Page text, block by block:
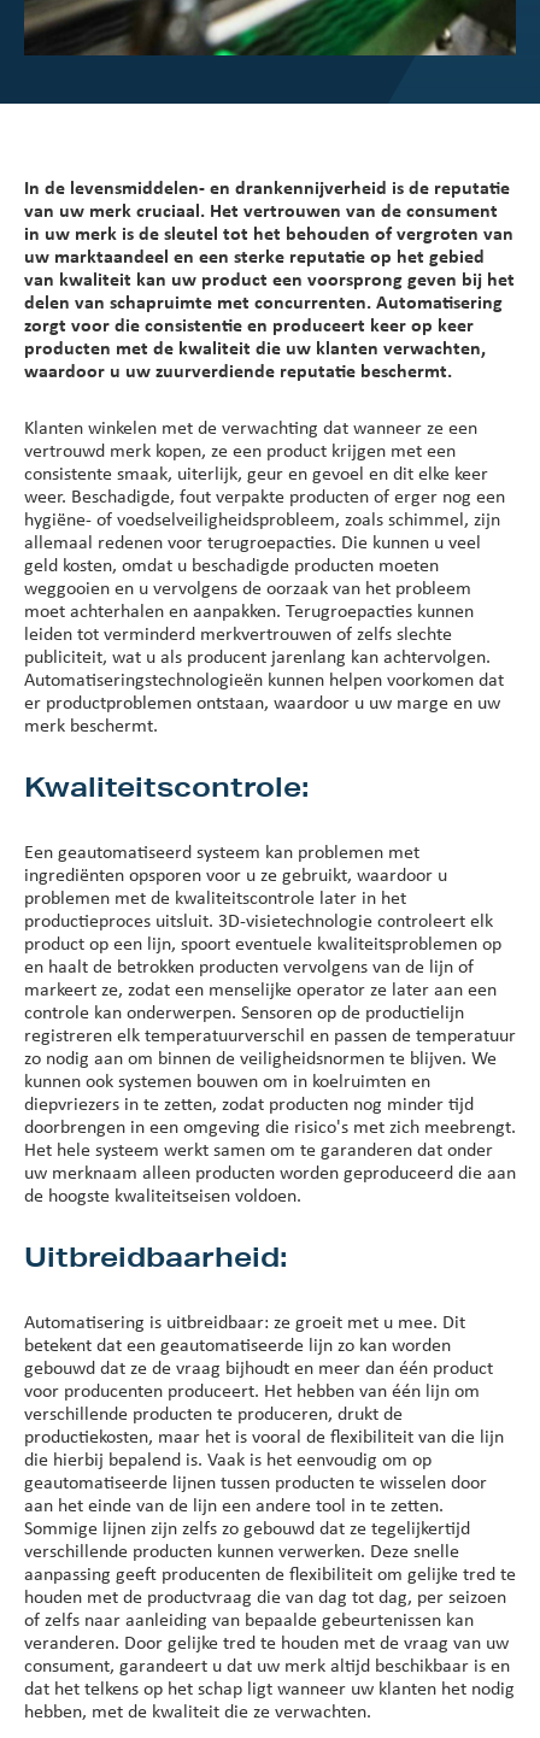
In de levensmiddelen- en drankennijverheid is de reputatie
van uw merk cruciaal. Het vertrouwen van de consument
in uw merk is de sleutel tot het behouden of vergroten van
uw marktaandeel en een sterke reputatie op het gebied
van kwaliteit kan uw product een voorsprong geven bij het
delen van schapruimte met concurrenten. Automatisering
zorgt voor die consistentie en produceert keer op keer
producten met de kwaliteit die uw klanten verwachten,
waardoor u uw zuurverdiende reputatie beschermt.
Klanten winkelen met de verwachting dat wanneer ze een
vertrouwd merk kopen, ze een product krijgen met een
consistente smaak, uiterlijk, geur en gevoel en dit elke keer
weer. Beschadigde, fout verpakte producten of erger nog een
hygiëne- of voedselveiligheidsprobleem, zoals schimmel, zijn
allemaal redenen voor terugroepacties. Die kunnen u veel
geld kosten, omdat u beschadigde producten moeten
weggooien en u vervolgens de oorzaak van het probleem
moet achterhalen en aanpakken. Terugroepacties kunnen
leiden tot verminderd merkvertrouwen of zelfs slechte
publiciteit, wat u als producent jarenlang kan achtervolgen.
Automatiseringstechnologieën kunnen helpen voorkomen dat
er productproblemen ontstaan, waardoor u uw marge en uw
merk beschermt.
Kwaliteitscontrole:
Een geautomatiseerd systeem kan problemen met
ingrediënten opsporen voor u ze gebruikt, waardoor u
problemen met de kwaliteitscontrole later in het
productieproces uitsluit. 3D-visietechnologie controleert elk
product op een lijn, spoort eventuele kwaliteitsproblemen op
en haalt de betrokken producten vervolgens van de lijn of
markeert ze, zodat een menselijke operator ze later aan een
controle kan onderwerpen. Sensoren op de productielijn
registreren elk temperatuurverschil en passen de temperatuur
zo nodig aan om binnen de veiligheidsnormen te blijven. We
kunnen ook systemen bouwen om in koelruimten en
diepvriezers in te zetten, zodat producten nog minder tijd
doorbrengen in een omgeving die risico's met zich meebrengt.
Het hele systeem werkt samen om te garanderen dat onder
uw merknaam alleen producten worden geproduceerd die aan
de hoogste kwaliteitseisen voldoen.
Uitbreidbaarheid:
Automatisering is uitbreidbaar: ze groeit met u mee. Dit
betekent dat een geautomatiseerde lijn zo kan worden
gebouwd dat ze de vraag bijhoudt en meer dan één product
voor producenten produceert. Het hebben van één lijn om
verschillende producten te produceren, drukt de
productiekosten, maar het is vooral de flexibiliteit van die lijn
die hierbij bepalend is. Vaak is het eenvoudig om op
geautomatiseerde lijnen tussen producten te wisselen door
aan het einde van de lijn een andere tool in te zetten.
Sommige lijnen zijn zelfs zo gebouwd dat ze tegelijkertijd
verschillende producten kunnen verwerken. Deze snelle
aanpassing geeft producenten de flexibiliteit om gelijke tred te
houden met de productvraag die van dag tot dag, per seizoen
of zelfs naar aanleiding van bepaalde gebeurtenissen kan
veranderen. Door gelijke tred te houden met de vraag van uw
consument, garandeert u dat uw merk altijd beschikbaar is en
dat het telkens op het schap ligt wanneer uw klanten het nodig
hebben, met de kwaliteit die ze verwachten.